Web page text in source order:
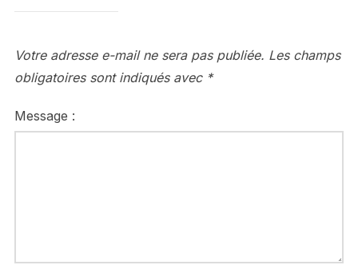
Votre adresse e-mail ne sera pas publiée. Les champs
obligatoires sont indiqués avec *
Message :